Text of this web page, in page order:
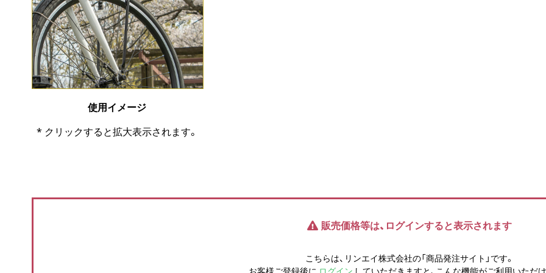
使用イメージ
* クリックすると拡大表示されます。
販売価格等は、ログインすると表示されます
こちらは、リンエイ株式会社の「商品発注サイト」です。